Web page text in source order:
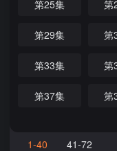
第25集 第
第29集 第
第33集 第
第37集 第
1-40 41-72